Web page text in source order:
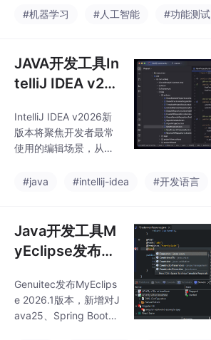
类测试失败根因的方
#机器学习 #人工智能 #功能测试
JAVA开发工具In
telliJ IDEA v20
优的交互视觉，
编程体验升级
IntelliJ IDEA v2026新
版本将聚焦开发者最常
使用的编辑场景，从视
进行了细致打磨，在保
性与可控性。
#java #intellij-idea #开发语言
Java开发工具M
yEclipse发布v2
a25和Spring B
oot4、AI功能升
Genuitec发布MyEclips
e 2026.1版本，新增对J
ava25、Spring Boot4